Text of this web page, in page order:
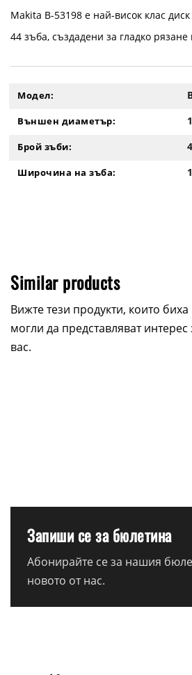
Makita B-53198 е най-висок клас
44 зъба, създадени за гладко
Модел:
Външен диаметър:
Брой зъби:
Широчина на зъба:
Similar products
Вижте тези продукти, които биха
могли да представляват интерес
вас.
Запиши се за бюлетина
Абонирайте се за нашия
новото от нас.